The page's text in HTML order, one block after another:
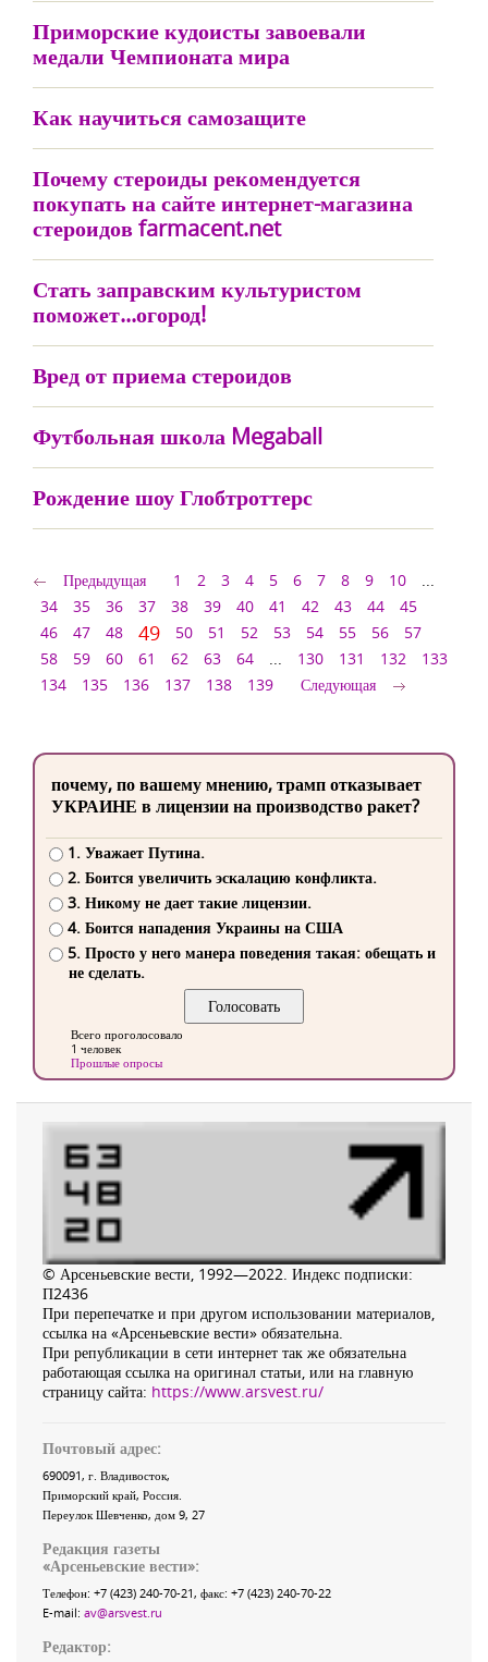
Приморские кудоисты завоевали
медали Чемпионата мира
Как научиться самозащите
Почему стероиды рекомендуется
покупать на сайте интернет-магазина
стероидов farmacent.net
Стать заправским культуристом
поможет...огород!
Вред от приема стероидов
Футбольная школа Megaball
Рождение шоу Глобтроттерс
Предыдущая 1 2 3 4 5 6 7 8 9 10
...
34
35 36 37 38 39 40 41 42 43 44
45
46
47 48 49 50 51 52 53 54 55 56
57
58
59 60 61 62 63 64 ... 130 131 132
133
134
135 136 137 138 139 Следующая
почему, по вашему мнению, трамп отказывает
УКРАИНЕ в лицензии на производство ракет?
1. Уважает Путина.
2. Боится увеличить эскалацию конфликта.
3. Никому не дает такие лицензии.
4. Боится нападения Украины на США
5. Просто у него манера поведения такая: обещать и
не сделать.
Всего проголосовало
1 человек
Прошлые опросы
© Арсеньевские вести, 1992—2022. Индекс подписки:
П2436
При перепечатке и при другом использовании материалов,
ссылка на «Арсеньевские вести» обязательна.
При републикации в сети интернет так же обязательна
работающая ссылка на оригинал статьи, или на главную
страницу сайта: https://www.arsvest.ru/
Почтовый адрес:
690091, г. Владивосток,
Приморский край, Россия
Переулок Шевченко, дом 9, 27
Редакция газеты
«Арсеньевские вести»:
Телефон: +7 (423) 240-70-21, факс: +7 (423) 240-70-22
E-mail: av@arsvest.ru
Редактор: